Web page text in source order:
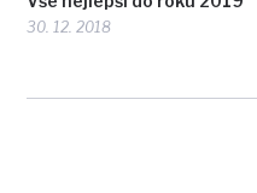
30. 12. 2018